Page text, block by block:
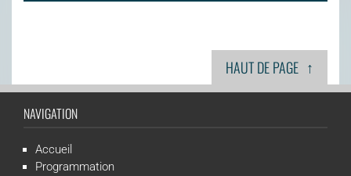
HAUT DE PAGE ↑
NAVIGATION
Accueil
Programmation